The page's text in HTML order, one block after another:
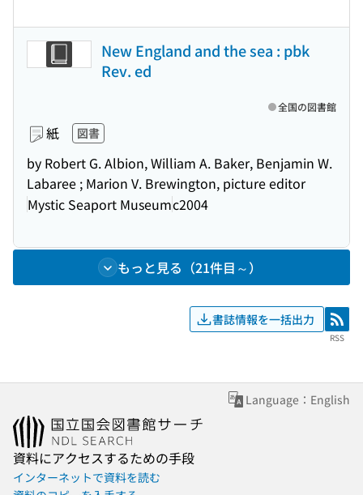
New England and the sea : pbk
Rev. ed
紙 図書
by Robert G. Albion, William A. Baker, Benjamin W.
Labaree ; Marion V. Brewington, picture editor
Mystic Seaport Museumc2004
全国の図書館
もっと見る（21件目～）
書誌情報を一括出力 RSS
RSS
Language：English
資料にアクセスするための手段
インターネットで資料を読む